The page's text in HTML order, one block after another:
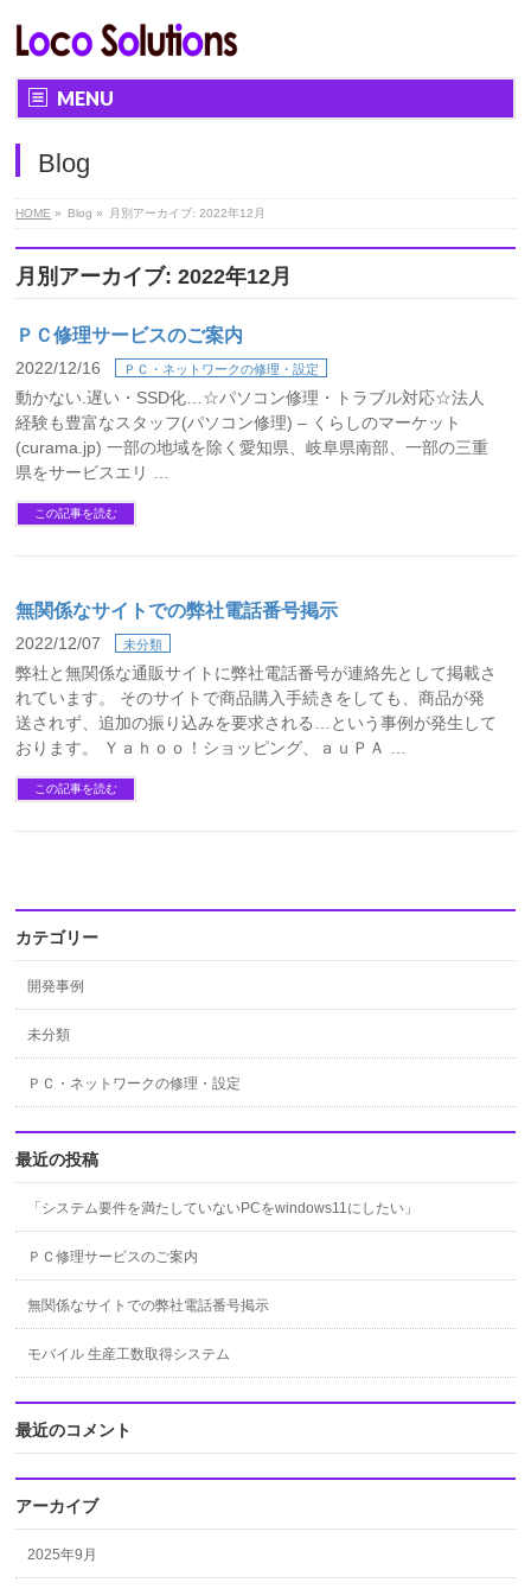
MENU
Blog
HOME » Blog » 月別アーカイブ: 2022年12月
月別アーカイブ: 2022年12月
ＰＣ修理サービスのご案内
2022/12/16 ＰＣ・ネットワークの修理・設定
動かない.遅い・SSD化…☆パソコン修理・トラブル対応☆法人
経験も豊富なスタッフ(パソコン修理) – くらしのマーケット
(curama.jp) 一部の地域を除く愛知県、岐阜県南部、一部の三重
県をサービスエリ …
この記事を読む
無関係なサイトでの弊社電話番号掲示
2022/12/07 未分類
弊社と無関係な通販サイトに弊社電話番号が連絡先として掲載さ
れています。 そのサイトで商品購入手続きをしても、商品が発
送されず、追加の振り込みを要求される…という事例が発生して
おります。 Ｙａｈｏｏ！ショッピング、ａｕＰＡ …
この記事を読む
カテゴリー
開発事例
未分類
ＰＣ・ネットワークの修理・設定
最近の投稿
「システム要件を満たしていないPCをwindows11にしたい」
ＰＣ修理サービスのご案内
無関係なサイトでの弊社電話番号掲示
モバイル 生産工数取得システム
最近のコメント
アーカイブ
2025年9月